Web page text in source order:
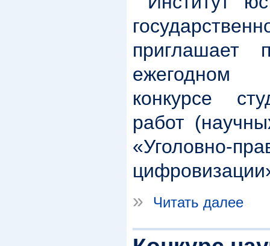
приглашает
конкурсе
работ
«Уголовно-
»
Читать далее